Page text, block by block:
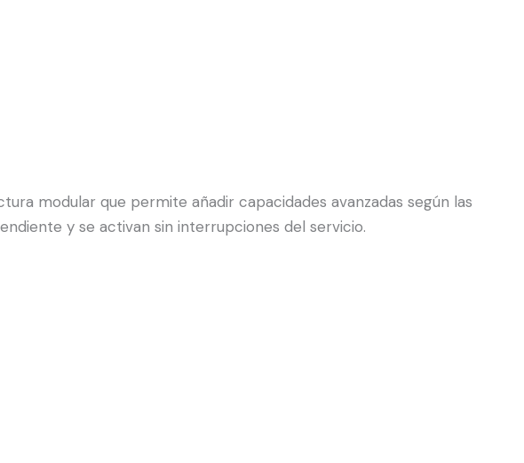
modular que permite añadir capacidades avanzadas según las
y se activan sin interrupciones del servicio.